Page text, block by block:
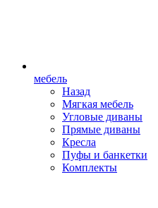
мебель
Назад
Мягкая мебель
Угловые диваны
Прямые диваны
Кресла
Пуфы и банкетки
Комплекты